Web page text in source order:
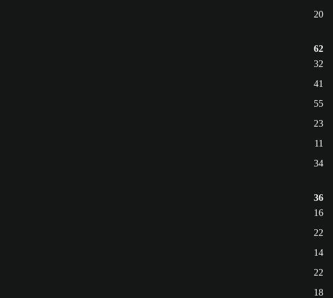
20
62
32
41
55
23
11
34
36
16
22
14
22
18